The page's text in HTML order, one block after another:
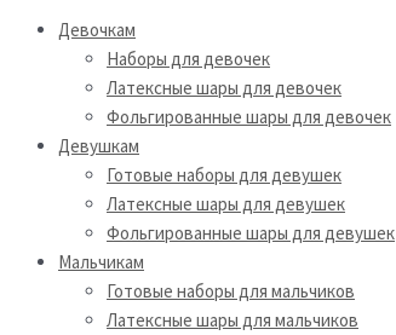
Девочкам
Наборы для девочек
Латексные шары для девочек
Фольгированные шары для девочек
Девушкам
Готовые наборы для девушек
Латексные шары для девушек
Фольгированные шары для девушек
Мальчикам
Готовые наборы для мальчиков
Латексные шары для мальчиков